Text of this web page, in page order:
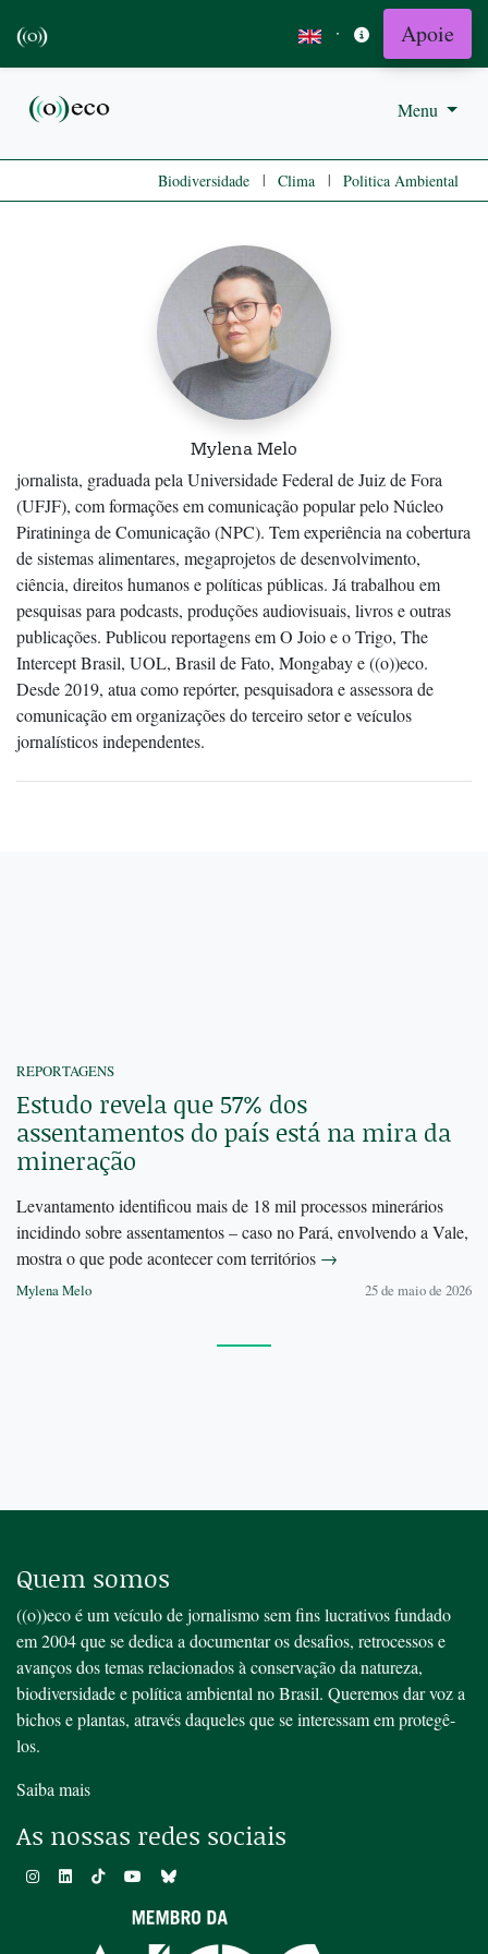
· Apoie
Menu
Biodiversidade | Clima | Politica Ambiental
Mylena Melo
jornalista, graduada pela Universidade Federal de Juiz de Fora
(UFJF), com formações em comunicação popular pelo Núcleo
Piratininga de Comunicação (NPC). Tem experiência na cobertura
de sistemas alimentares, megaprojetos de desenvolvimento,
ciência, direitos humanos e políticas públicas. Já trabalhou em
pesquisas para podcasts, produções audiovisuais, livros e outras
publicações. Publicou reportagens em O Joio e o Trigo, The
Intercept Brasil, UOL, Brasil de Fato, Mongabay e ((o))eco.
Desde 2019, atua como repórter, pesquisadora e assessora de
comunicação em organizações do terceiro setor e veículos
jornalísticos independentes.
REPORTAGENS
Estudo revela que 57% dos
assentamentos do país está na mira da
mineração
Levantamento identificou mais de 18 mil processos minerários
incidindo sobre assentamentos – caso no Pará, envolvendo a Vale,
mostra o que pode acontecer com territórios →
Mylena Melo 25 de maio de 2026
Quem somos
((o))eco é um veículo de jornalismo sem fins lucrativos fundado
em 2004 que se dedica a documentar os desafios, retrocessos e
avanços dos temas relacionados à conservação da natureza,
biodiversidade e política ambiental no Brasil. Queremos dar voz a
bichos e plantas, através daqueles que se interessam em protegê-
los.
Saiba mais
As nossas redes sociais